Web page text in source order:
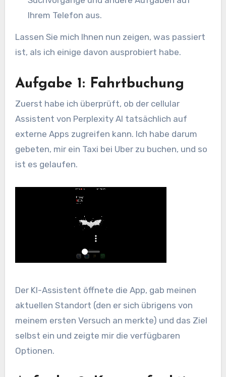
Ihrem Telefon aus.
Lassen Sie mich Ihnen nun zeigen, was passiert
ist, als ich einige davon ausprobiert habe.
Aufgabe 1: Fahrtbuchung
Zuerst habe ich überprüft, ob der cellular
Assistent von Perplexity AI tatsächlich auf
externe Apps zugreifen kann. Ich habe darum
gebeten, mir ein Taxi bei Uber zu buchen, und so
ist es gelaufen.
Der KI-Assistent öffnete die App, gab meinen
aktuellen Standort (den er sich übrigens von
meinem ersten Versuch an merkte) und das Ziel
selbst ein und zeigte mir die verfügbaren
Optionen.